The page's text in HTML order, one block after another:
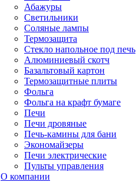
Абажуры
Светильники
Соляные лампы
Термозащита
Стекло напольное под печь
Алюминиевый скотч
Базальтовый картон
Термозащитные плиты
Фольга
Фольга на крафт бумаге
Печи
Печи дровяные
Печь-камины для бани
Экономайзеры
Печи электрические
Пульты управления
О компании